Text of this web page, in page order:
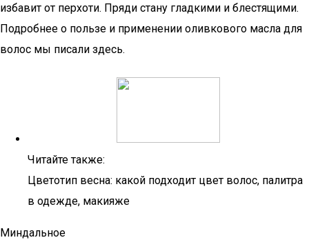
избавит от перхоти. Пряди стану гладкими и блестящими.
Подробнее о пользе и применении оливкового масла для
волос мы писали здесь.
Читайте также:
Цветотип весна: какой подходит цвет волос, палитра
в одежде, макияже
Миндальное